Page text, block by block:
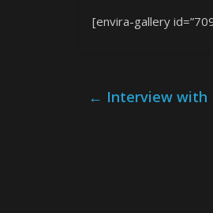
[envira-gallery
← Interview with